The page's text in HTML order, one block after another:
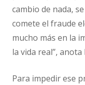
cambio de nada,
comete el fraude
mucho más en la
la vida real”, anota
Para impedir ese